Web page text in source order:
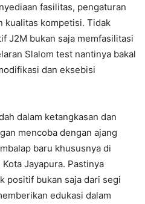
fasilitas, pengaturan
kualitas kompetisi. Tidak
J2M bukan saja memfasilitasi
Slalom test nantinya bakal
dan eksebisi
dalam ketangkasan dan
mencoba dengan ajang
baru khususnya di
Jayapura. Pastinya
positif bukan saja dari segi
edukasi dalam